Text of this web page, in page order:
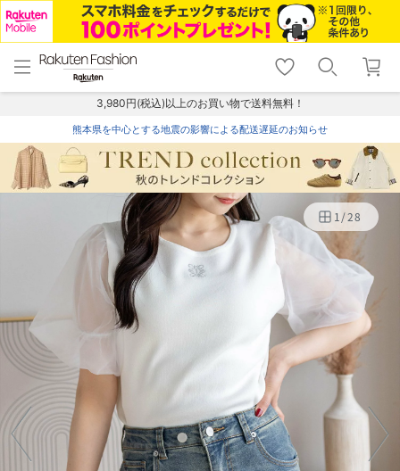
menu home
トップ
shopping_cart lock_outline
ログイン
3,980円(税込)以上のお買い物で送料無料！
熊本県を中心とする地震の影響による配送遅延のお知らせ
1/28